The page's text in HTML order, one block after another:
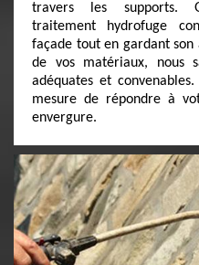
travers les supports.
traitement hydrofuge
façade tout en gardant son
de vos matériaux, nous
adéquates et
mesure de répondre à
envergure.